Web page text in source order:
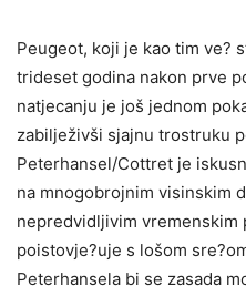
Peugeot, koji je kao tim ve?
trideset godina nakon prve
natjecanju je još jednom
zabilježivši sjajnu trostruku
Peterhansel/Cottret je
na mnogobrojnim visinskim
nepredvidljivim vremenskim
poistovje?uje s lošom
Peterhansela bi se zasada